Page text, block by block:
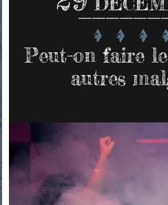
Peut-on faire
autres